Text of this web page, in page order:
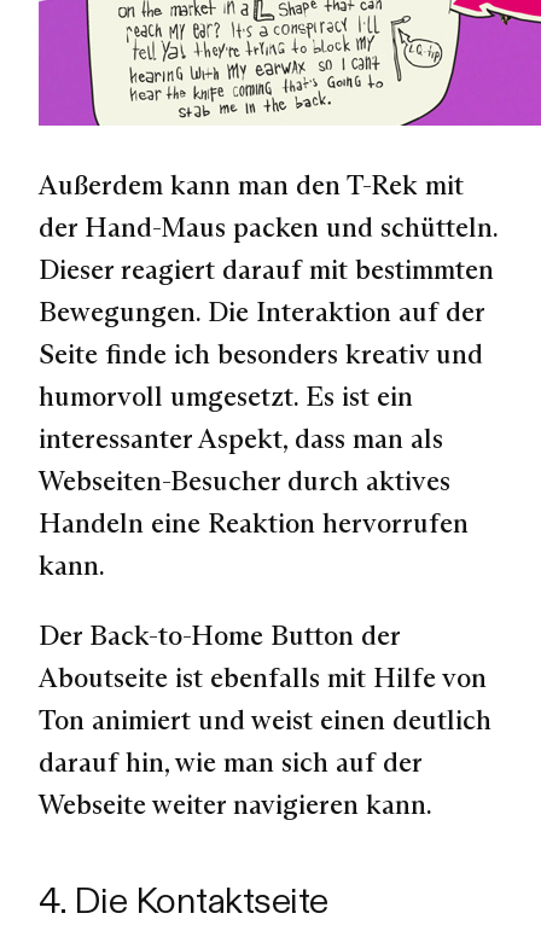
Außerdem kann man den T-Rek mit
der Hand-Maus packen und schütteln.
Dieser reagiert darauf mit bestimmten
Bewegungen. Die Interaktion auf der
Seite finde ich besonders kreativ und
humorvoll umgesetzt. Es ist ein
interessanter Aspekt, dass man als
Webseiten-Besucher durch aktives
Handeln eine Reaktion hervorrufen
kann.
Der Back-to-Home Button der
Aboutseite ist ebenfalls mit Hilfe von
Ton animiert und weist einen deutlich
darauf hin, wie man sich auf der
Webseite weiter navigieren kann.
4. Die Kontaktseite